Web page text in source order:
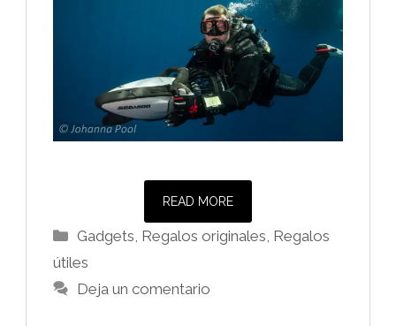
READ MORE
Categorías
Gadgets, Regalos originales, Regalos
útiles
Deja un comentario